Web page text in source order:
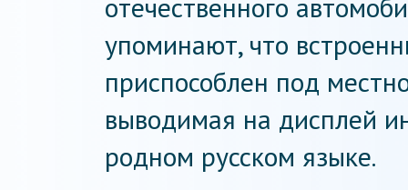
отечественного
упоминают, что
приспособлен под
выводимая на дисплей
родном русском языке.